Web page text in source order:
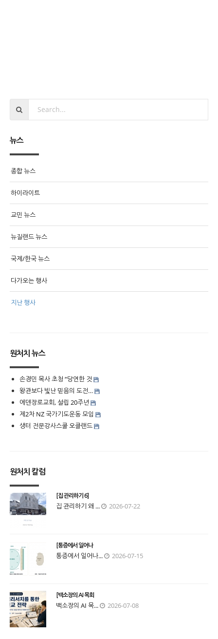
뉴스
종합 뉴스
하이라이트
교민 뉴스
뉴질랜드 뉴스
국제/한국 뉴스
다가오는 행사
지난 행사
원처치 뉴스
손경민 목사 초청 “당연한 것
왕관보다 빛난 믿음의 도전…
에덴장로교회, 설립 20주년
제2차 NZ 국가기도운동 모임
생터 전문강사스쿨 오클랜드
원처치 칼럼
[집 관리하기 6]
집 관리하기 왜 ... 2026-07-22
[통증에서 일어나
통증에서 일어나... 2026-07-15
[백소장의 AI 목회
백소장의 AI 목... 2026-07-08